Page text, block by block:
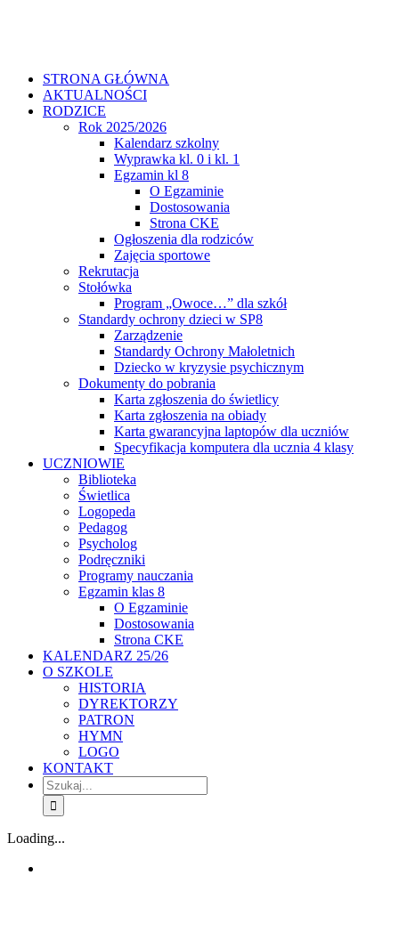
STRONA GŁÓWNA
AKTUALNOŚCI
RODZICE
Rok 2025/2026
Kalendarz szkolny
Wyprawka kl. 0 i kl. 1
Egzamin kl 8
O Egzaminie
Dostosowania
Strona CKE
Ogłoszenia dla rodziców
Zajęcia sportowe
Rekrutacja
Stołówka
Program „Owoce…” dla szkół
Standardy ochrony dzieci w SP8
Zarządzenie
Standardy Ochrony Małoletnich
Dziecko w kryzysie psychicznym
Dokumenty do pobrania
Karta zgłoszenia do świetlicy
Karta zgłoszenia na obiady
Karta gwarancyjna laptopów dla uczniów
Specyfikacja komputera dla ucznia 4 klasy
UCZNIOWIE
Biblioteka
Świetlica
Logopeda
Pedagog
Psycholog
Podręczniki
Programy nauczania
Egzamin klas 8
O Egzaminie
Dostosowania
Strona CKE
KALENDARZ 25/26
O SZKOLE
HISTORIA
DYREKTORZY
PATRON
HYMN
LOGO
KONTAKT
Szukaj
Loading...